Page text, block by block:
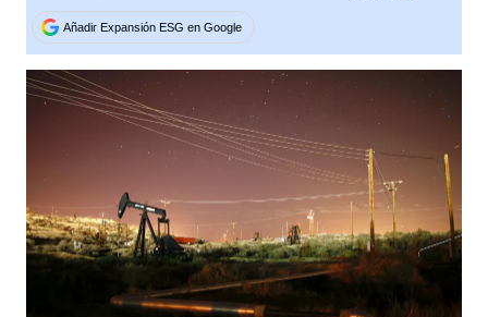
Añadir Expansión ESG en Google